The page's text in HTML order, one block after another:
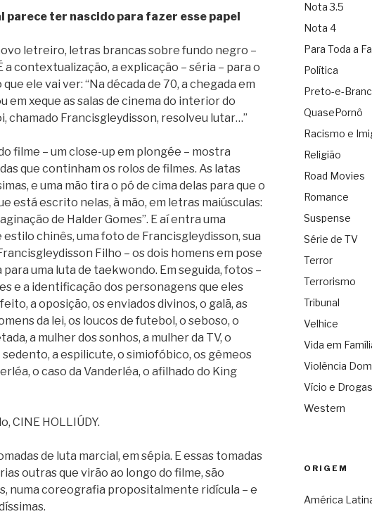
parece ter nascido para fazer esse papel
letreiro, letras brancas sobre fundo negro –
a contextualização, a explicação – séria – para o
ele vai ver: “Na década de 70, a chegada em
em xeque as salas de cinema do interior do
chamado Francisgleydisson, resolveu lutar…”
filme – um close-up em plongée – mostra
que continham os rolos de filmes. As latas
e uma mão tira o pó de cima delas para que o
está escrito nelas, à mão, em letras maiúsculas:
de Halder Gomes”. E aí entra uma
estilo chinês, uma foto de Francisgleydisson, sua
Filho – os dois homens em pose
uma luta de taekwondo. Em seguida, fotos –
e a identificação dos personagens que eles
a oposição, os enviados divinos, o galã, as
da lei, os loucos de futebol, o seboso, o
a mulher dos sonhos, a mulher da TV, o
a espilicute, o simiofóbico, os gêmeos
o caso da Vanderléa, o afilhado do King
CINE HOLLIÚDY.
de luta marcial, em sépia. E essas tomadas
outras que virão ao longo do filme, são
numa coreografia propositalmente ridícula – e
Nota 3.5
Nota 4
Para Toda a
Política
Preto-e-
QuasePornô
Racismo e
Religião
Road Movies
Romance
Suspense
Série de TV
Terror
Terrorismo
Tribunal
Velhice
Vida em
Violência
Vício e Drogas
Western
ORIGEM
América